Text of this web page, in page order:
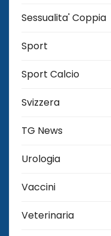
Sessualita' Coppia
Sport
Sport Calcio
Svizzera
TG News
Urologia
Vaccini
Veterinaria